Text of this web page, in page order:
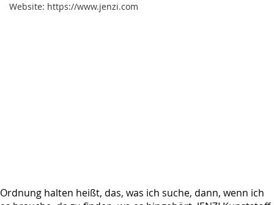
Website: https://www.jenzi.com
Ordnung halten heißt, das, was ich suche, dann, wenn ich